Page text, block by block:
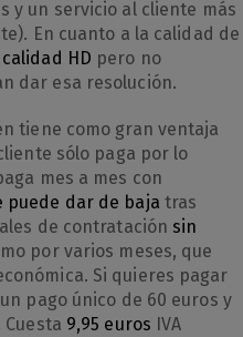
y un servicio al cliente más
En cuanto a la calidad de
calidad HD pero no
dar esa resolución.
tiene como gran ventaja
sólo paga por lo
mes a mes con
puede dar de baja tras
de contratación sin
por varios meses, que
Si quieres pagar
pago único de 60 euros y
9,95 euros IVA